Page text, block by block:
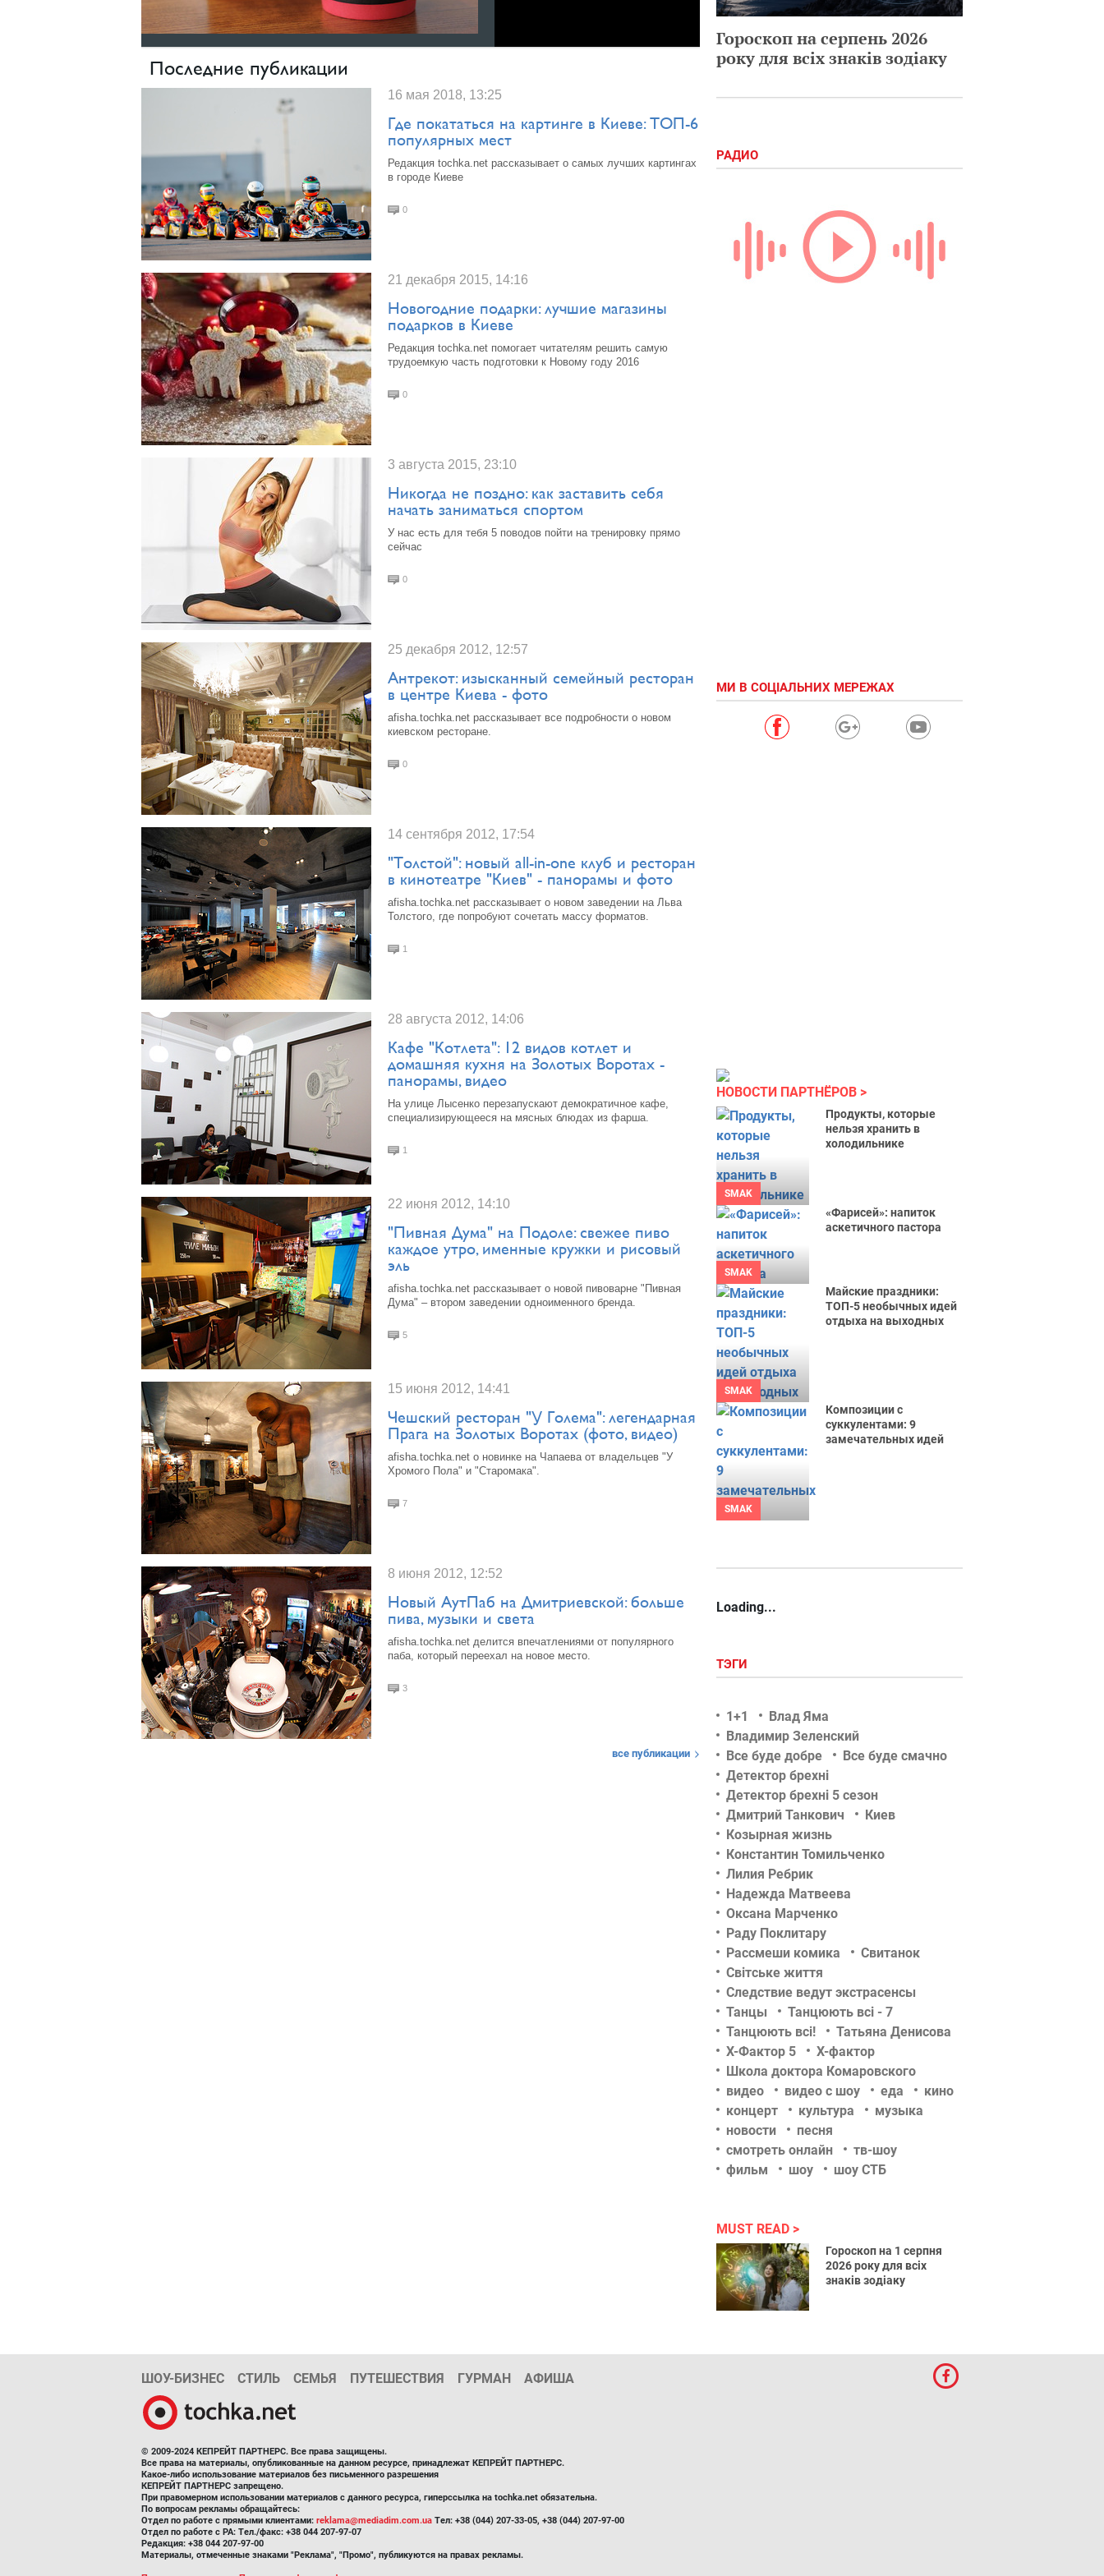
Последние публикации
16 мая 2018, 13:25
Где покататься на картинге в Киеве: ТОП-6
популярных мест
Редакция tochka.net рассказывает о самых лучших картингах
в городе Киеве
0
21 декабря 2015, 14:16
Новогодние подарки: лучшие магазины
подарков в Киеве
Редакция tochka.net помогает читателям решить самую
трудоемкую часть подготовки к Новому году 2016
0
3 августа 2015, 23:10
Никогда не поздно: как заставить себя
начать заниматься спортом
У нас есть для тебя 5 поводов пойти на тренировку прямо
сейчас
0
25 декабря 2012, 12:57
Антрекот: изысканный семейный ресторан
в центре Киева - фото
afisha.tochka.net рассказывает все подробности о новом
киевском ресторане.
0
14 сентября 2012, 17:54
"Толстой": новый all-in-one клуб и ресторан
в кинотеатре "Киев" - панорамы и фото
afisha.tochka.net рассказывает о новом заведении на Льва
Толстого, где попробуют сочетать массу форматов.
1
28 августа 2012, 14:06
Кафе "Котлета": 12 видов котлет и
домашняя кухня на Золотых Воротах -
панорамы, видео
На улице Лысенко перезапускают демократичное кафе,
специализирующееся на мясных блюдах из фарша.
1
22 июня 2012, 14:10
"Пивная Дума" на Подоле: свежее пиво
каждое утро, именные кружки и рисовый
эль
afisha.tochka.net рассказывает о новой пивоварне "Пивная
Дума" – втором заведении одноименного бренда.
5
15 июня 2012, 14:41
Чешский ресторан "У Голема": легендарная
Прага на Золотых Воротах (фото, видео)
afisha.tochka.net о новинке на Чапаева от владельцев "У
Хромого Пола" и "Старомака".
7
8 июня 2012, 12:52
Новый АутПаб на Дмитриевской: больше
пива, музыки и света
afisha.tochka.net делится впечатлениями от популярного
паба, который переехал на новое место.
3
все публикации
Гороскоп на серпень 2026
року для всіх знаків зодіаку
РАДИО
МИ В СОЦІАЛЬНИХ МЕРЕЖАХ
НОВОСТИ ПАРТНЁРОВ
SMAK
Продукты, которые
нельзя хранить в
холодильнике
SMAK
«Фарисей»: напиток
аскетичного пастора
SMAK
Майские праздники:
ТОП-5 необычных идей
отдыха на выходных
SMAK
Композиции с
суккулентами: 9
замечательных идей
Loading...
ТЭГИ
1+1
Влад Яма
Владимир Зеленский
Все буде добре
Все буде смачно
Детектор брехні
Детектор брехні 5 сезон
Дмитрий Танкович
Киев
Козырная жизнь
Константин Томильченко
Лилия Ребрик
Надежда Матвеева
Оксана Марченко
Раду Поклитару
Рассмеши комика
Свитанок
Світське життя
Следствие ведут экстрасенсы
Танцы
Танцюють всі - 7
Танцюють всі!
Татьяна Денисова
Х-Фактор 5
Х-фактор
Школа доктора Комаровского
видео
видео с шоу еда
кино
концерт
культура
музыка
новости
песня
смотреть онлайн
тв-шоу
фильм
шоу шоу СТБ
MUST READ
Гороскоп на 1 серпня
2026 року для всіх
знаків зодіаку
ШОУ-БИЗНЕС СТИЛЬ СЕМЬЯ ПУТЕШЕСТВИЯ ГУРМАН АФИША
© 2009-2024 КЕПРЕЙТ ПАРТНЕРС. Все права защищены.
Все права на материалы, опубликованные на данном ресурсе, принадлежат КЕПРЕЙТ ПАРТНЕРС.
Какое-либо использование материалов без письменного разрешения
КЕПРЕЙТ ПАРТНЕРС запрещено.
При правомерном использовании материалов с данного ресурса, гиперссылка на tochka.net обязательна.
По вопросам рекламы обращайтесь:
Отдел по работе с прямыми клиентами: reklama@mediadim.com.ua Тел: +38 (044) 207-33-05, +38 (044) 207-97-00
Отдел по работе с РА: Тел./факс: +38 044 207-97-07
Редакция: +38 044 207-97-00
Материалы, отмеченные знаками "Реклама", "Промо", публикуются на правах рекламы.